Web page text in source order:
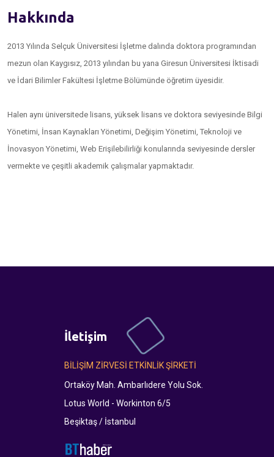
Hakkında
2013 Yılında Selçuk Üniversitesi İşletme dalında doktora programından
mezun olan Kaygısız, 2013 yılından bu yana Giresun Üniversitesi İktisadi
ve İdari Bilimler Fakültesi İşletme Bölümünde öğretim üyesidir.
Halen aynı üniversitede lisans, yüksek lisans ve doktora seviyesinde Bilgi
Yönetimi, İnsan Kaynakları Yönetimi, Değişim Yönetimi, Teknoloji ve
İnovasyon Yönetimi, Web Erişilebilirliği konularında seviyesinde dersler
vermekte ve çeşitli akademik çalışmalar yapmaktadır.
İletişim
BİLİŞİM ZİRVESİ ETKİNLİK ŞİRKETİ
Ortaköy Mah. Ambarlıdere Yolu Sok.
Lotus World - Workinton 6/5
Beşiktaş / İstanbul